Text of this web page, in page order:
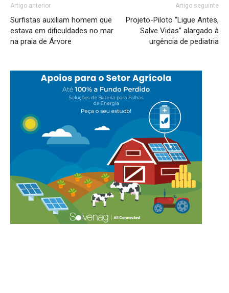
Artigo anterior
Surfistas auxiliam homem que
estava em dificuldades no mar
na praia de Árvore
Artigo seguinte
Projeto-Piloto “Ligue Antes,
Salve Vidas” alargado à
urgência de pediatria